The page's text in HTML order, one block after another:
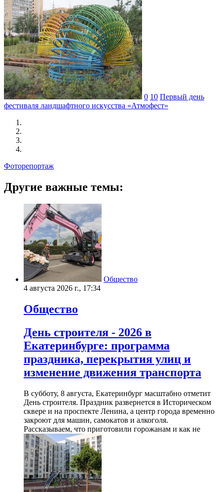
0 10 Первый день
фестиваля ландшафтного искусства «Атмофест»
Фоторепортаж
Другие важные темы:
Общество
4 августа 2026 г., 17:34
Общество
День строителя - 2026 в
Екатеринбурге: программа
праздника, перекрытия улиц и
изменение движения транспорта
В субботу, 8 августа, Екатеринбург масштабно отметит
День строителя. Праздник развернется в Историческом
сквере и на проспекте Ленина, а центр города временно
закроют для машин, самокатов и алкоголя.
Рассказываем, что приготовили горожанам и как не